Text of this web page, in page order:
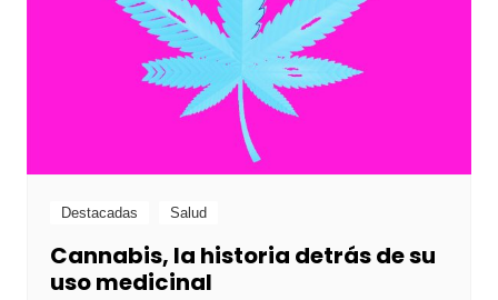
Destacadas Salud
Cannabis, la historia detrás de su
uso medicinal